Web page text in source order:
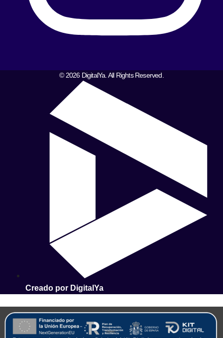
© 2026 DigitalYa. All Rights Reserved.
Creado por DigitalYa